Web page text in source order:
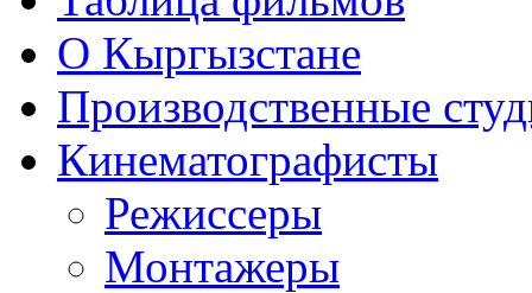
О Кыргызстане
Производственные
Кинематографисты
Режиссеры
Монтажеры